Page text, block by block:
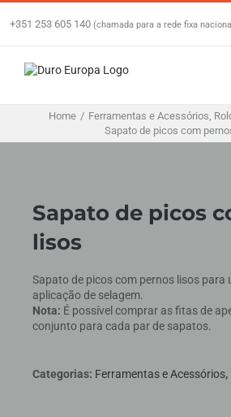
Skip
+351 253 605 140 (chamada para a rede fixa
Home / Ferramentas e Acessórios,
Sapato de picos com
Sapato de picos
lisos
Sapato de picos com pernos lisos para
aplicação de selagem.
Nota: É possível comprar as fitas de
conjunto para cada par de sapatos.
Categorias: Ferramentas e Acessórios,